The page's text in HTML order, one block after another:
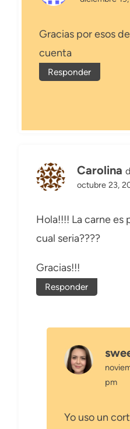
Gracias por esos
cuenta
Responder
Carolina
octubre 23,
Hola!!!! La carne es
cual seria????
Gracias!!!
Responder
pm
Yo uso un